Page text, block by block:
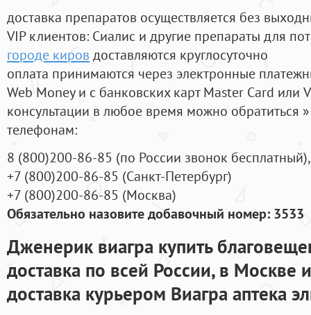
доставка препаратов осуществляется без
VIP клиентов: Сиалис и другие препараты для
городе киров доставляются круглосуточно
оплата принимаются через электронные
Web Money и с банковских карт Master Card или
консультации в любое время можно обратиться
телефонам:
8 (800)200-86-85 (по России звонок бесплатный),
+7 (800)200-86-85 (Санкт-Петербург)
+7 (800)200-86-85 (Москва)
Обязательно назовите добавочный номер: 3533
Дженерик виагра купить
доставка по всей России, в Москве
доставка курьером Виагра аптека